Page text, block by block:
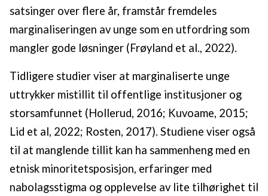
satsinger over flere år, framstår fremdeles
marginaliseringen av unge som en utfordring som
mangler gode løsninger (Frøyland et al., 2022).
Tidligere studier viser at marginaliserte unge
uttrykker mistillit til offentlige institusjoner og
storsamfunnet (Hollerud, 2016; Kuvoame, 2015;
Lid et al, 2022; Rosten, 2017). Studiene viser også
til at manglende tillit kan ha sammenheng med en
etnisk minoritetsposisjon, erfaringer med
nabolagsstigma og opplevelse av lite tilhørighet til